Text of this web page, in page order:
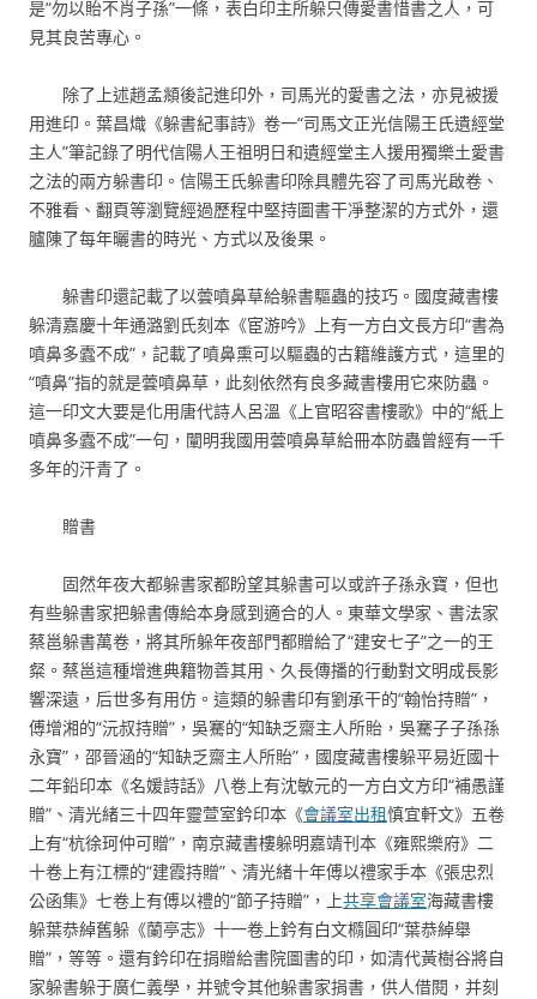
是“勿以貽不肖子孫”一條，表白印主所躲只傳愛書惜書之人，可
見其良苦專心。
除了上述趙孟頫後記進印外，司馬光的愛書之法，亦見被援
用進印。葉昌熾《躲書紀事詩》卷一“司馬文正光信陽王氏遺經堂
主人”筆記錄了明代信陽人王祖明日和遺經堂主人援用獨樂土愛書
之法的兩方躲書印。信陽王氏躲書印除具體先容了司馬光啟卷、
不雅看、翻頁等瀏覽經過歷程中堅持圖書干凈整潔的方式外，還
臚陳了每年曬書的時光、方式以及後果。
躲書印還記載了以蕓噴鼻草給躲書驅蟲的技巧。國度藏書樓
躲清嘉慶十年通潞劉氏刻本《宦游吟》上有一方白文長方印“書為
噴鼻多蠹不成”，記載了噴鼻熏可以驅蟲的古籍維護方式，這里的
“噴鼻”指的就是蕓噴鼻草，此刻依然有良多藏書樓用它來防蟲。
這一印文大要是化用唐代詩人呂溫《上官昭容書樓歌》中的“紙上
噴鼻多蠹不成”一句，闡明我國用蕓噴鼻草給冊本防蟲曾經有一千
多年的汗青了。
贈書
固然年夜大都躲書家都盼望其躲書可以或許子孫永寶，但也
有些躲書家把躲書傳給本身感到適合的人。東華文學家、書法家
蔡邕躲書萬卷，將其所躲年夜部門都贈給了“建安七子”之一的王
粲。蔡邕這種增進典籍物善其用、久長傳播的行動對文明成長影
響深遠，后世多有用仿。這類的躲書印有劉承干的“翰怡持贈”，
傅增湘的“沅叔持贈”，吳騫的“知缺乏齋主人所貽，吳騫子子孫孫
永寶”，邵晉涵的“知缺乏齋主人所貽”，國度藏書樓躲平易近國十
二年鉛印本《名媛詩話》八卷上有沈敏元的一方白文方印“補愚謹
贈”、清光緒三十四年靈萱室鈐印本《會議室出租慎宜軒文》五卷
上有“杭徐珂仲可贈”，南京藏書樓躲明嘉靖刊本《雍熙樂府》二
十卷上有江標的“建霞持贈”、清光緒十年傅以禮家手本《張忠烈
公函集》七卷上有傅以禮的“節子持贈”，上共享會議室海藏書樓
躲葉恭綽舊躲《蘭亭志》十一卷上鈐有白文橢圓印“葉恭綽舉
贈”，等等。還有鈐印在捐贈給書院圖書的印，如清代黃樹谷將自
家躲書躲于廣仁義學，并號令其他躲書家捐書，供人借閱，并刻